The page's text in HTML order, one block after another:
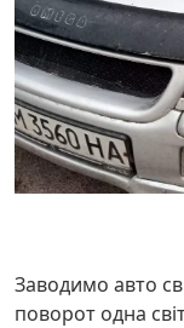
Заводимо авто
поворот одна